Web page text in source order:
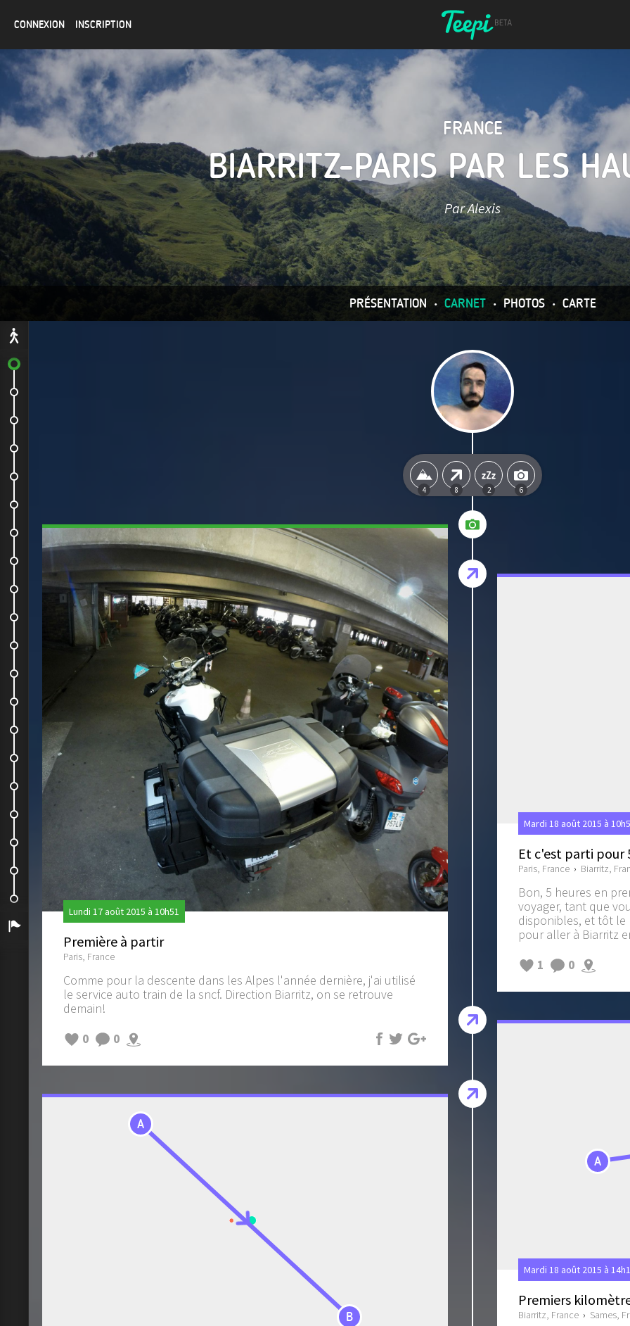
CONNEXION INSCRIPTION
FRANCE
BIARRITZ-PARIS PAR LES
Par Alexis
PRÉSENTATION • CARNET • PHOTOS • CARTE
Camping le Mousca
Avant l'ascension
Dernier stop à Barèges
Se remettre du Tourmalet
Et on remonte
Col d'Aspin
Camping La Diège
Retour dans les hauteurs
Qui veut aller loin...
Arrivée dans le Cantal, en allant...
Enfin le lac Chambon!
4 8 2 6
Lundi 17 août 2015 à 10h51
Première à partir
Paris, France
Comme pour la descente dans les Alpes l'année dernière, j'ai utilisé
le service auto train de la sncf. Direction Biarritz, on se retrouve
demain!
0
0
Mardi 18 août 2015 à
Et c'est parti pour
Paris, France › Biarritz,
Bon, 5 heures en
voyager, tant que
disponibles, et tôt le
pour aller à Biarritz
1
0
A
Mardi 18 août 2015 à
Premiers
Biarritz, France › Sames,
A
B